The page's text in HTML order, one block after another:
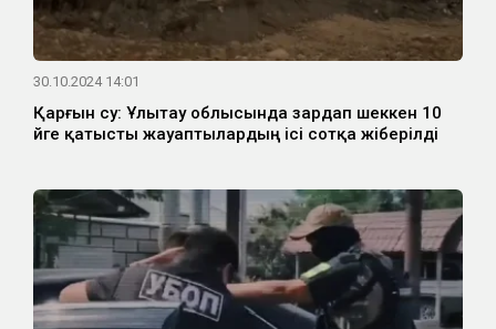
30.10.2024 14:01
Қарғын су: Ұлытау облысында зардап шеккен 10
үйге қатысты жауаптылардың ісі сотқа жіберілді